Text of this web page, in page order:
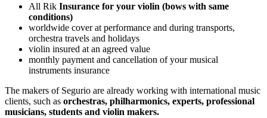
All Rik Insurance for your violin (bows with same
conditions)
worldwide cover at performance and during transports,
orchestra travels and holidays
violin insured at an agreed value
monthly payment and cancellation of your musical
instruments insurance
The makers of Segurio are already working with international music
clients, such as orchestras, philharmonics, experts, professional
musicians, students and violin makers.